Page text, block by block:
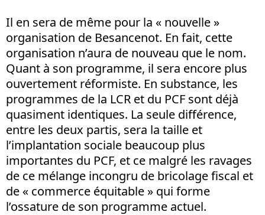
Il en sera de même pour la « nouvelle »
organisation de Besancenot. En fait, cette
organisation n’aura de nouveau que le nom.
Quant à son programme, il sera encore plus
ouvertement réformiste. En substance, les
programmes de la LCR et du PCF sont déjà
quasiment identiques. La seule différence,
entre les deux partis, sera la taille et
l’implantation sociale beaucoup plus
importantes du PCF, et ce malgré les ravages
de ce mélange incongru de bricolage fiscal et
de « commerce équitable » qui forme
l’ossature de son programme actuel.